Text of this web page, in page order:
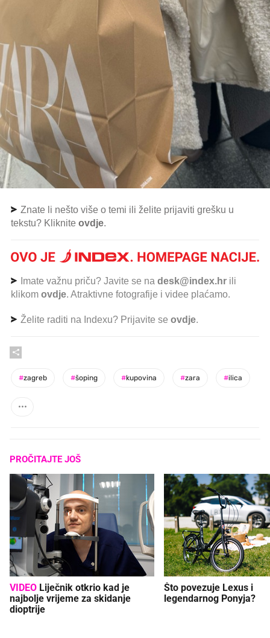
Znate li nešto više o temi ili želite prijaviti grešku u
tekstu? Kliknite ovdje.
Imate važnu priču? Javite se na desk@index.hr ili
klikom ovdje. Atraktivne fotografije i videe plaćamo.
Želite raditi na Indexu? Prijavite se ovdje.
#zagreb #šoping #kupovina #zara #ilica
PROČITAJTE JOŠ
VIDEO
najbolje vrijeme za skidanje
dioptrije
Što povezuje Lexus i
legendarnog Ponyja?